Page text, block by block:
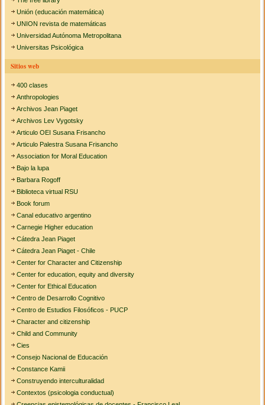
Unión (educación matemática)
UNION revista de matemáticas
Universidad Autónoma Metropolitana
Universitas Psicológica
Sitios web
400 clases
Anthropologies
Archivos Jean Piaget
Archivos Lev Vygotsky
Articulo OEI Susana Frisancho
Articulo Palestra Susana Frisancho
Association for Moral Education
Bajo la lupa
Barbara Rogoff
Biblioteca virtual RSU
Book forum
Canal educativo argentino
Carnegie Higher education
Cátedra Jean Piaget
Cátedra Jean Piaget - Chile
Center for Character and Citizenship
Center for education, equity and diversity
Center for Ethical Education
Centro de Desarrollo Cognitivo
Centro de Estudios Filosóficos - PUCP
Character and citizenship
Child and Community
Cies
Consejo Nacional de Educación
Constance Kamii
Construyendo interculturalidad
Contextos (psicologia conductual)